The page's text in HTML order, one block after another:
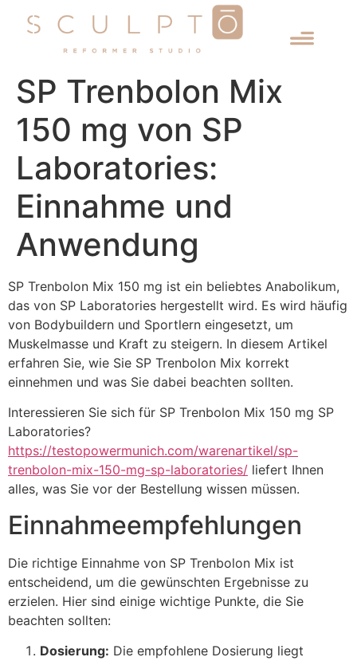
SP Trenbolon Mix
150 mg von SP
Laboratories:
Einnahme und
Anwendung
SP Trenbolon Mix 150 mg ist ein beliebtes Anabolikum,
das von SP Laboratories hergestellt wird. Es wird häufig
von Bodybuildern und Sportlern eingesetzt, um
Muskelmasse und Kraft zu steigern. In diesem Artikel
erfahren Sie, wie Sie SP Trenbolon Mix korrekt
einnehmen und was Sie dabei beachten sollten.
Interessieren Sie sich für SP Trenbolon Mix 150 mg SP
Laboratories?
https://testopowermunich.com/warenartikel/sp-
trenbolon-mix-150-mg-sp-laboratories/ liefert Ihnen
alles, was Sie vor der Bestellung wissen müssen.
Einnahmeempfehlungen
Die richtige Einnahme von SP Trenbolon Mix ist
entscheidend, um die gewünschten Ergebnisse zu
erzielen. Hier sind einige wichtige Punkte, die Sie
beachten sollten:
Dosierung: Die empfohlene Dosierung liegt